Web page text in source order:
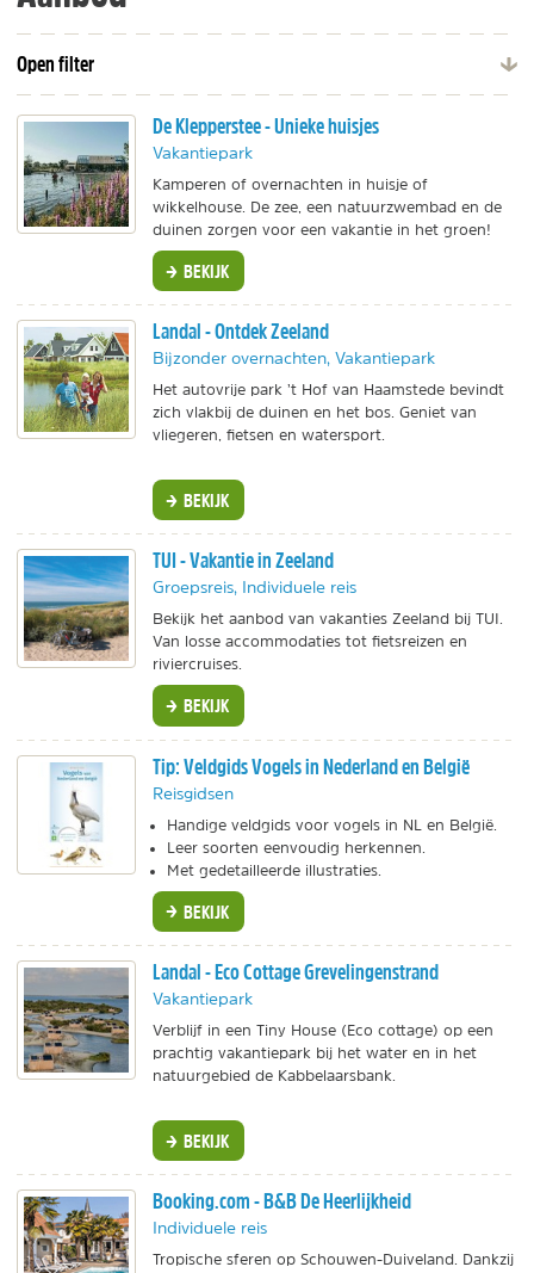
Open filter
De Klepperstee - Unieke huisjes
Vakantiepark
Kamperen of overnachten in huisje of
wikkelhouse. De zee, een natuurzwembad en de
duinen zorgen voor een vakantie in het groen!
BEKIJK
Landal - Ontdek Zeeland
Bijzonder overnachten, Vakantiepark
Het autovrije park ’t Hof van Haamstede bevindt
zich vlakbij de duinen en het bos. Geniet van
vliegeren, fietsen en watersport.
BEKIJK
TUI - Vakantie in Zeeland
Groepsreis, Individuele reis
Bekijk het aanbod van vakanties Zeeland bij TUI.
Van losse accommodaties tot fietsreizen en
riviercruises.
BEKIJK
Tip: Veldgids Vogels in Nederland en België
Reisgidsen
Handige veldgids voor vogels in NL en België.
Leer soorten eenvoudig herkennen.
Met gedetailleerde illustraties.
BEKIJK
Landal - Eco Cottage Grevelingenstrand
Vakantiepark
Verblijf in een Tiny House (Eco cottage) op een
prachtig vakantiepark bij het water en in het
natuurgebied de Kabbelaarsbank.
BEKIJK
Booking.com - B&B De Heerlijkheid
Individuele reis
Tropische sferen op Schouwen-Duiveland. Dankzij